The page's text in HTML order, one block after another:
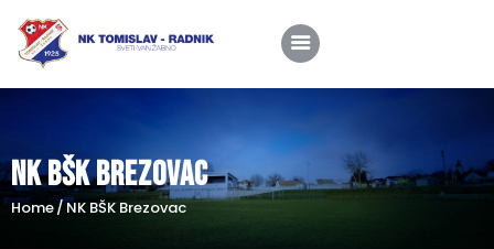
NK BŠK Brezovac
Home NK BŠK Brezovac
Home
O nama